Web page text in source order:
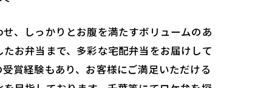
、しっかりとお腹を満たすボリュームのあ
お弁当まで、多彩な宅配弁当をお届けして
賞経験もあり、お客様にご満足いただける